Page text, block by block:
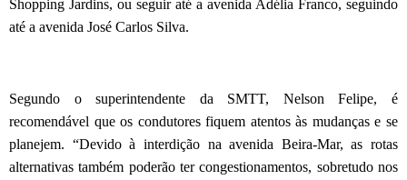
Shopping Jardins, ou seguir até a avenida Adélia Franco, seguindo
até a avenida José Carlos Silva.
Segundo o superintendente da SMTT, Nelson Felipe, é
recomendável que os condutores fiquem atentos às mudanças e se
planejem. “Devido à interdição na avenida Beira-Mar, as rotas
alternativas também poderão ter congestionamentos, sobretudo nos